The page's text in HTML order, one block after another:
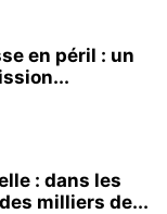
en péril : un
: dans les
milliers de...